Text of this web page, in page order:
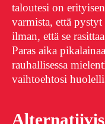
taloutesi on
varmista, että
ilman, että se
Paras aika
rauhallisessa
vaihtoehtosi